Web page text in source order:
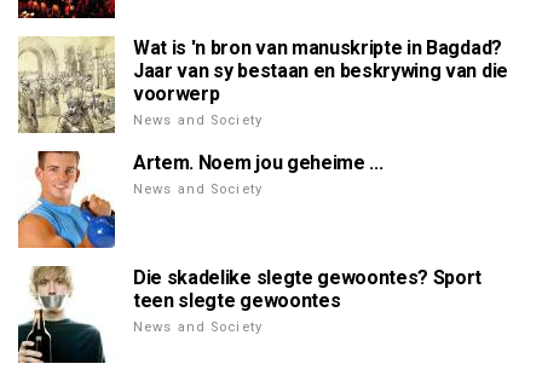
Wat is 'n bron van manuskripte in Bagdad?
Jaar van sy bestaan en beskrywing van die
voorwerp
News and Society
Artem. Noem jou geheime ...
News and Society
Die skadelike slegte gewoontes? Sport
teen slegte gewoontes
News and Society